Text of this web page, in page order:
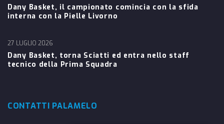
Dany Basket, il campionato comincia con la sfida
interna con la Pielle Livorno
Dany Basket, torna Sciatti ed entra nello staff
tecnico della Prima Squadra
27 LUGLIO 2026
CONTATTI PALAMELO